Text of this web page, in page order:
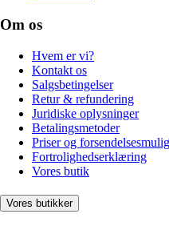
Om os
Hvem er vi?
Kontakt os
Salgsbetingelser
Retur & refundering
Juridiske oplysninger
Betalingsmetoder
Priser og
Fortrolighedserklæring
Vores butik
Vores butikker